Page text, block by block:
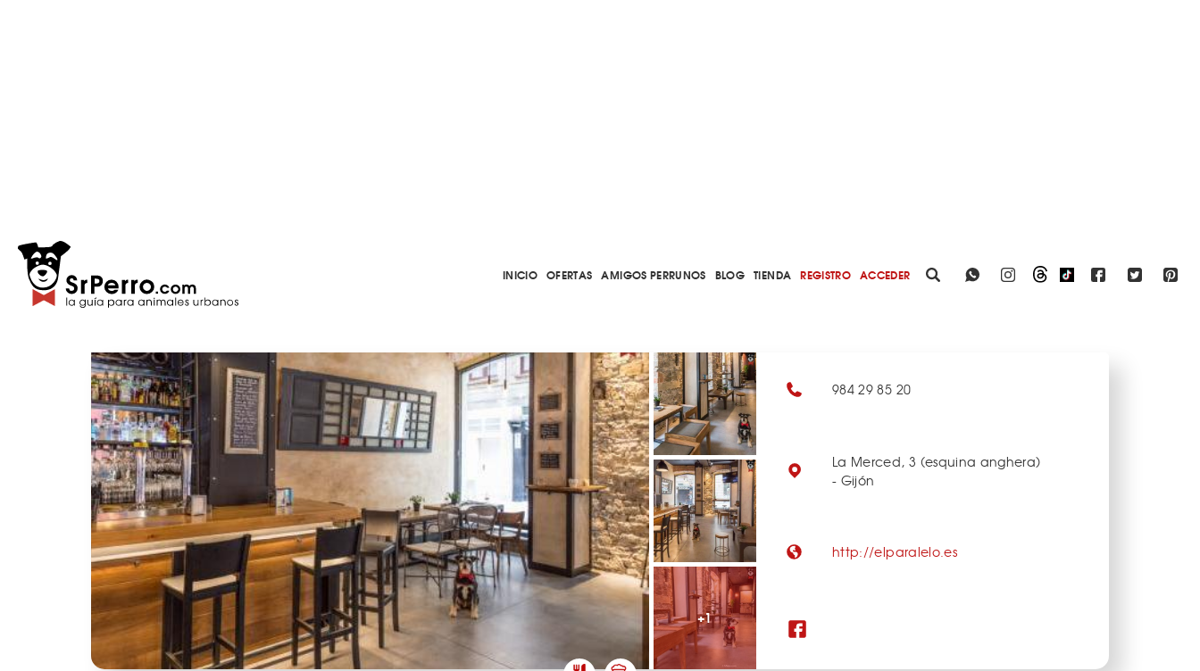
INICIO OFERTAS AMIGOS PERRUNOS BLOG TIENDA REGISTRO ACCEDER
+1
984 29 85 20
La Merced, 3 (esquina anghera)
- Gijón
http://elparalelo.es